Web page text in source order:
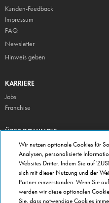
Kunden-Feedback
Impressum
FAQ
Newsletter
Hinweis geben
KARRIERE
Jobs
Franchise
ÜBER DOMINO'S
Storesuche
Presse
Domino's App
Unternehmen
Geschenkgutscheine
Wir nutzen optionale Cookies für
Analysen, personalisierte
Websites Dritter. Indem Sie auf
sich mit dieser Nutzung und der
Partner einverstanden. Wenn Sie
werden wir diese optionalen
Sie, dass notwendige Cookies